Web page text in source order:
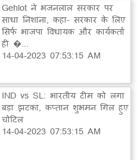
Gehlot ने भजनलाल सरकार पर
साधा निशाना, कहा- सरकार के लिए
सिर्फ भाजपा विधायक और कार्यकर्ता
ही �...
14-04-2023 07:53:15 AM
IND vs SL: भारतीय टीम को लगा
बड़ा झटका, कप्तान शुभमन गिल हुए
चोटिल
14-04-2023 07:53:15 AM